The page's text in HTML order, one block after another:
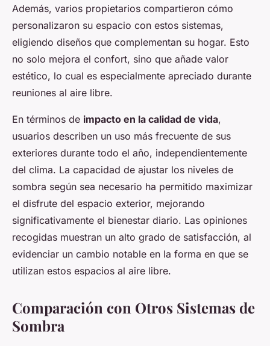
Además, varios propietarios compartieron cómo
personalizaron su espacio con estos sistemas,
eligiendo diseños que complementan su hogar. Esto
no solo mejora el confort, sino que añade valor
estético, lo cual es especialmente apreciado durante
reuniones al aire libre.
En términos de impacto en la calidad de vida,
usuarios describen un uso más frecuente de sus
exteriores durante todo el año, independientemente
del clima. La capacidad de ajustar los niveles de
sombra según sea necesario ha permitido maximizar
el disfrute del espacio exterior, mejorando
significativamente el bienestar diario. Las opiniones
recogidas muestran un alto grado de satisfacción, al
evidenciar un cambio notable en la forma en que se
utilizan estos espacios al aire libre.
Comparación con Otros Sistemas de
Sombra